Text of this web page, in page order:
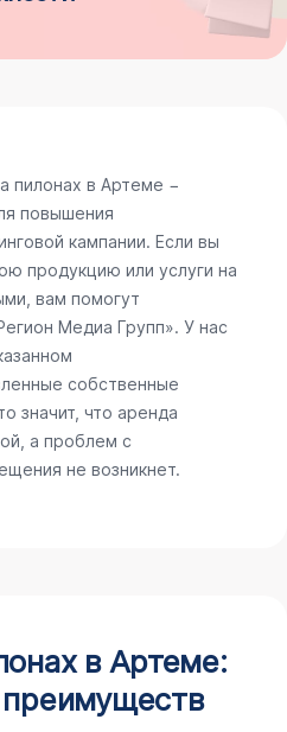
пилонах в Артеме −
повышения
кампании. Если вы
продукцию или услуги на
вам помогут
Медиа Групп». У нас
собственные
значит, что аренда
а проблем с
не возникнет.
в Артеме: